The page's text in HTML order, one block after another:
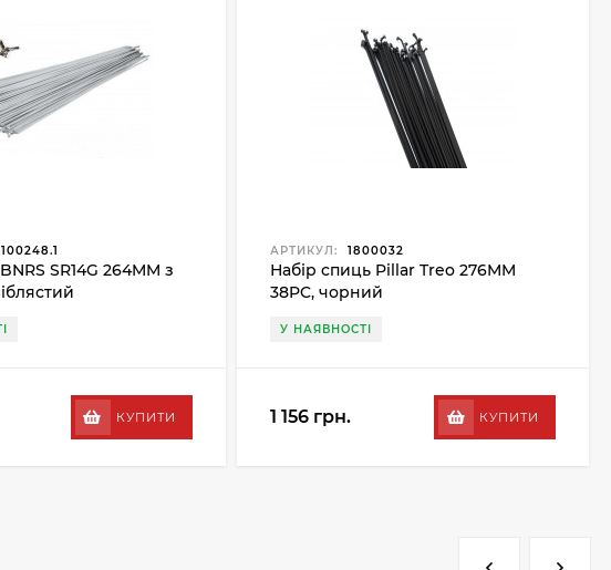
SR14G 264MM з
КУПИТИ
АРТИКУЛ: 1800032
Набір спиць Pillar Treo 276MM
38PC, чорний
У НАЯВНОСТІ
1 156 грн. КУПИТИ